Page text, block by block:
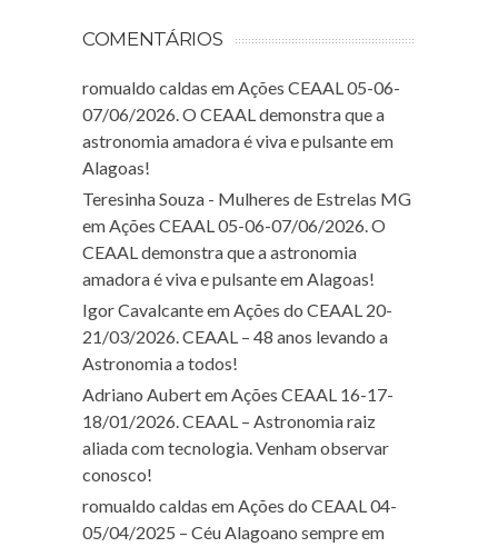
COMENTÁRIOS
romualdo caldas emAções CEAAL 05-06-
07/06/2026. O CEAAL demonstra que a
astronomia amadora é viva e pulsante em
Alagoas!
Teresinha Souza - Mulheres de Estrelas MG
emAções CEAAL 05-06-07/06/2026. O
CEAAL demonstra que a astronomia
amadora é viva e pulsante em Alagoas!
Igor CavalcanteemAções do CEAAL 20-
21/03/2026. CEAAL – 48 anos levando a
Astronomia a todos!
Adriano AubertemAções CEAAL 16-17-
18/01/2026. CEAAL – Astronomia raiz
aliada com tecnologia. Venham observar
conosco!
romualdo caldas emAções do CEAAL 04-
05/04/2025 – Céu Alagoano sempre em